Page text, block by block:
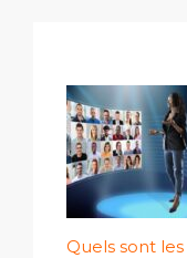
Quels sont